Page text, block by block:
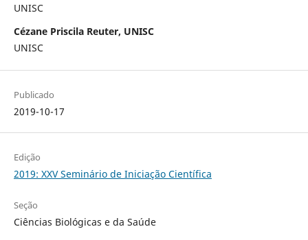
UNISC
Cézane Priscila Reuter, UNISC
UNISC
Publicado
2019-10-17
Edição
2019: XXV Seminário de Iniciação Científica
Seção
Ciências Biológicas e da Saúde